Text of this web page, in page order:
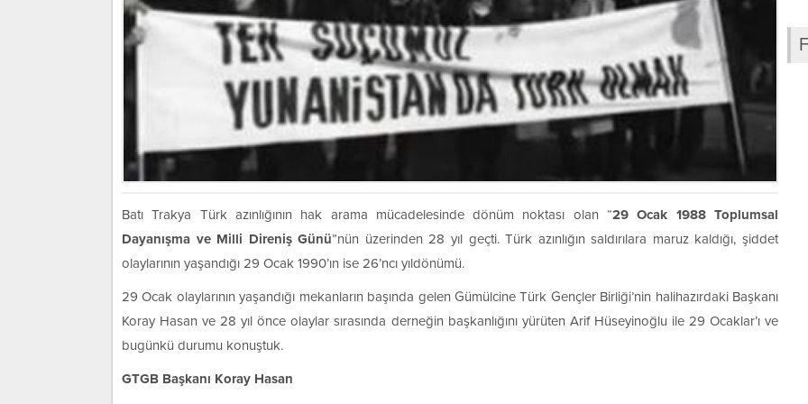
Batı Trakya Türk azınlığının hak arama mücadelesinde dönüm noktası olan “29 Ocak 1988 Toplumsal
Dayanışma ve Milli Direniş Günü”nün üzerinden 28 yıl geçti. Türk azınlığın saldırılara maruz kaldığı, şiddet
olaylarının yaşandığı 29 Ocak 1990’ın ise 26’ncı yıldönümü.
29 Ocak olaylarının yaşandığı mekanların başında gelen Gümülcine Türk Gençler Birliği’nin halihazırdaki Başkanı
Koray Hasan ve 28 yıl önce olaylar sırasında derneğin başkanlığını yürüten Arif Hüseyinoğlu ile 29 Ocaklar’ı ve
bugünkü durumu konuştuk.
GTGB Başkanı Koray Hasan